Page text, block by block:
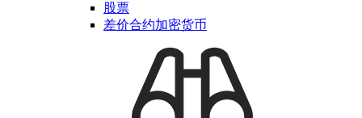
股票
差价合约加密货币